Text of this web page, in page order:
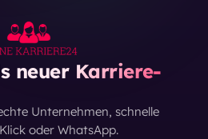
neuer Karriere-
Unternehmen, schnelle
oder WhatsApp.